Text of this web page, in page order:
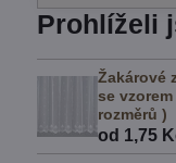
Prohlíželi
Žakárové
se
rozměrů )
od 1,75